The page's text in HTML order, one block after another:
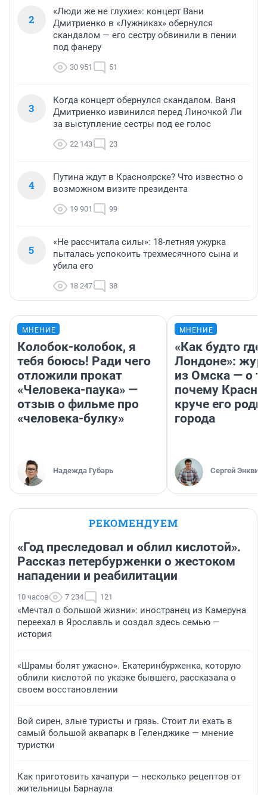
2
«Люди же не глухие»: концерт Вани
Дмитриенко в «Лужниках» обернулся
скандалом — его сестру обвинили в пении
под фанеру
30 951 51
3
Когда концерт обернулся скандалом. Ваня
Дмитриенко извинился перед Линочкой Ли
за выступление сестры под ее голос
22 143 23
4
Путина ждут в Красноярске? Что известно о
возможном визите президента
19 901 99
5
«Не рассчитала силы»: 18-летняя ужурка
пыталась успокоить трехмесячного сына и
убила его
18 247 38
МНЕНИЕ
Колобок-колобок, я
тебя боюсь! Ради чего
отложили прокат
«Человека-паука» —
отзыв о фильме про
«человека-булку»
Надежда Губарь
МНЕНИЕ
«Как будто
Лондоне»:
из Омска — о
почему
круче его
города
Сергей Энквист
РЕКОМЕНДУЕМ
«Год преследовал и облил кислотой».
Рассказ петербурженки о жестоком
нападении и реабилитации
10 часов 7 234 121
«Мечтал о большой жизни»: иностранец из Камеруна
переехал в Ярославль и создал здесь семью —
история
«Шрамы болят ужасно». Екатеринбурженка, которую
облили кислотой по указке бывшего, рассказала о
своем восстановлении
Вой сирен, злые туристы и грязь. Стоит ли ехать в
самый большой аквапарк в Геленджике — мнение
туристки
Как приготовить хачапури — несколько рецептов от
жительницы Барнаула